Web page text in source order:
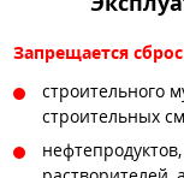
Запрещается
строительного
строительных